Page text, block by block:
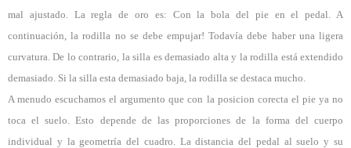
mal ajustado. La regla de oro es: Con la bola del pie en el pedal. A
continuación, la rodilla no se debe empujar! Todavía debe haber una ligera
curvatura. De lo contrario, la silla es demasiado alta y la rodilla está extendido
demasiado. Si la silla esta demasiado baja, la rodilla se destaca mucho.
A menudo escuchamos el argumento que con la posicion corecta el pie ya no
toca el suelo. Esto depende de las proporciones de la forma del cuerpo
individual y la geometría del cuadro. La distancia del pedal al suelo y su